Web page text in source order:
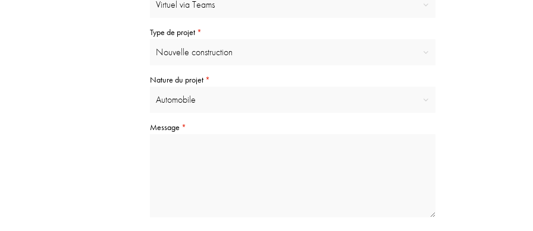
Type de projet *
Nature du projet *
Message *